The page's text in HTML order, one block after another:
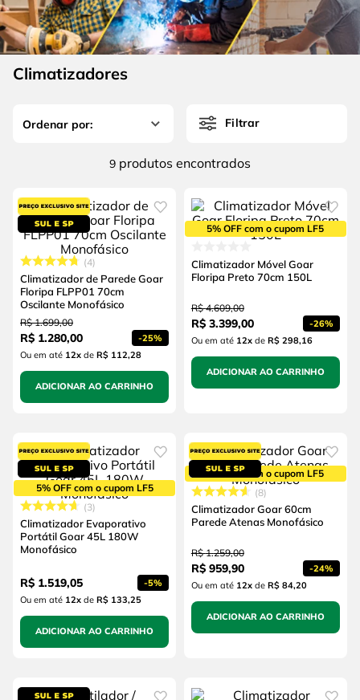
Climatizadores
Filtrar
9 produtos
4
Climatizador de Parede Goar
Floripa FLPP01 70cm
Oscilante Monofásico
R$ 1.699,00
R$ 1.280,00 -25%
Ou em até 12xde R$ 112,28
ADICIONAR AO CARRINHO
5% OFF com o cupom LF5
Climatizador Móvel Goar
Floripa Preto 70cm 150L
R$ 4.609,00
R$ 3.399,00 -26%
Ou em até 12xde R$ 298,16
ADICIONAR AO CARRINHO
5% OFF com o cupom LF5
3
Climatizador Evaporativo
Portátil Goar 45L 180W
Monofásico
R$ 1.519,05 -5%
Ou em até 12xde R$ 133,25
ADICIONAR AO CARRINHO
5% OFF com o cupom LF5
8
Climatizador Goar 60cm
Parede Atenas Monofásico
R$ 1.259,00
R$ 959,90 -24%
Ou em até 12xde R$ 84,20
ADICIONAR AO CARRINHO
6º fio
7º serra copo
8º chave impacto
disco corte
4 º escada
5º serra circular
º
chave impacto